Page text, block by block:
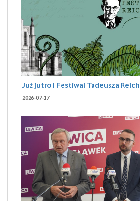
Już jutro I Festiwal Tadeusza
2026-07-17